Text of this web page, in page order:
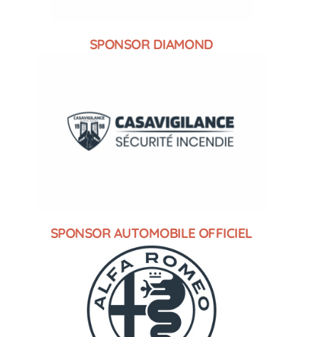
SPONSOR DIAMOND
SPONSOR AUTOMOBILE OFFICIEL